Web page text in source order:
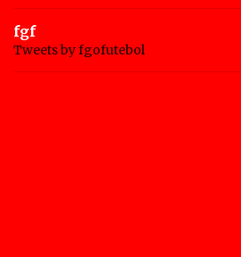
fgf
Tweets by fgofutebol